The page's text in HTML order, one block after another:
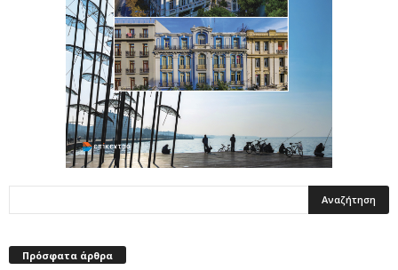
Πρόσφατα άρθρα